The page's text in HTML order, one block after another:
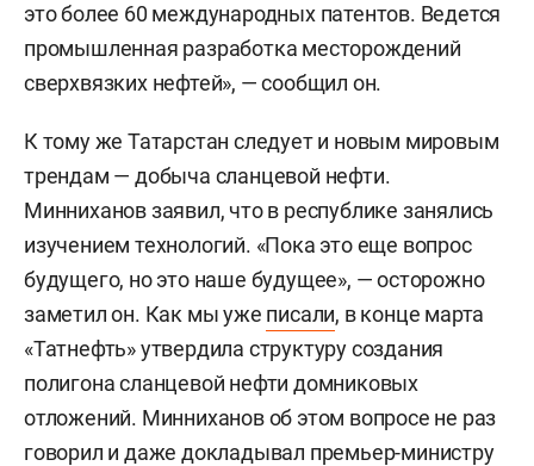
это более 60 международных патентов. Ведется
промышленная разработка месторождений
сверхвязких нефтей», — сообщил он.
К тому же Татарстан следует и новым мировым
трендам — добыча сланцевой нефти.
Минниханов заявил, что в республике занялись
изучением технологий. «Пока это еще вопрос
будущего, но это наше будущее», — осторожно
заметил он. Как мы уже писали, в конце марта
«Татнефть» утвердила структуру создания
полигона сланцевой нефти домниковых
отложений. Минниханов об этом вопросе не раз
говорил и даже докладывал премьер-министру